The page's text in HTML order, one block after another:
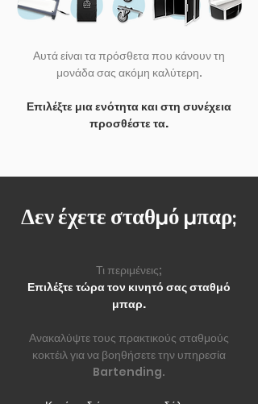
Αυτά είναι τα πρόσθετα που κάνουν τη
μονάδα σας ακόμη καλύτερη.
Επιλέξτε μια ενότητα και στη συνέχεια
προσθέστε τα.
Δεν έχετε σταθμό μπαρ;
Τι περιμένεις;
Επιλέξτε τώρα τον κινητό σας σταθμό
μπαρ.
Ανακαλύψτε τους πρακτικούς σταθμούς
κοκτέιλ για να βοηθήσετε την υπηρεσία
Bartending.